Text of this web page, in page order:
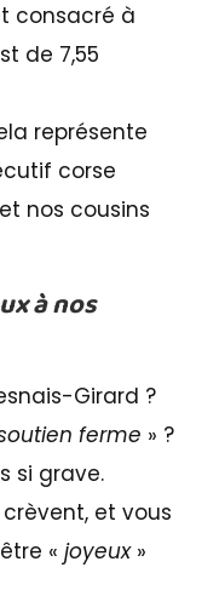
consacré à
de 7,55
représente
corse
nos cousins
à nos
Girard ?
ferme » ?
si grave.
et vous
« joyeux»